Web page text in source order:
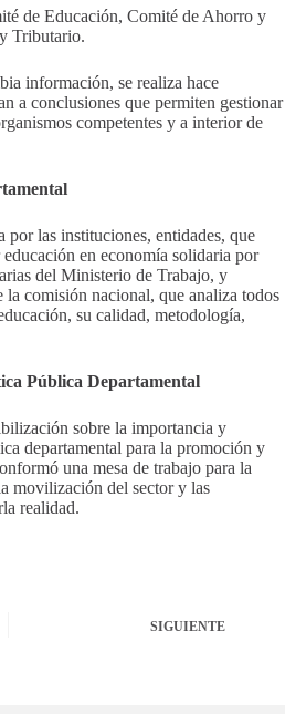
de Educación, Comité de Ahorro y
Tributario.
información, se realiza hace
a conclusiones que permiten gestionar
competentes y a interior de
por las instituciones, entidades, que
en economía solidaria por
del Ministerio de Trabajo, y
comisión nacional, que analiza todos
su calidad, metodología,
Pública Departamental
sobre la importancia y
departamental para la promoción y
una mesa de trabajo para la
movilización del sector y las
realidad.
SIGUIENTE